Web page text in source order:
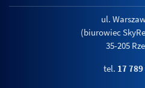
ul.
(biurowiec
35-205
tel. 17